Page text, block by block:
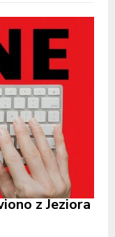
z Jeziora